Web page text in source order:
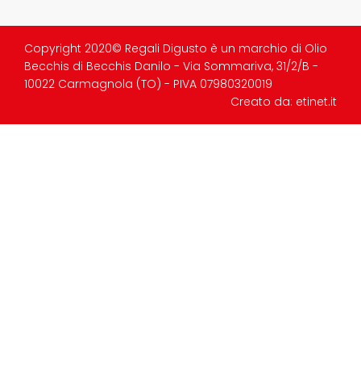
Copyright 2020© Regali Digusto è un marchio di Olio
Becchis di Becchis Danilo - Via Sommariva, 31/2/B -
10022 Carmagnola (TO) - PIVA 07980320019
Creato da: etinet.it